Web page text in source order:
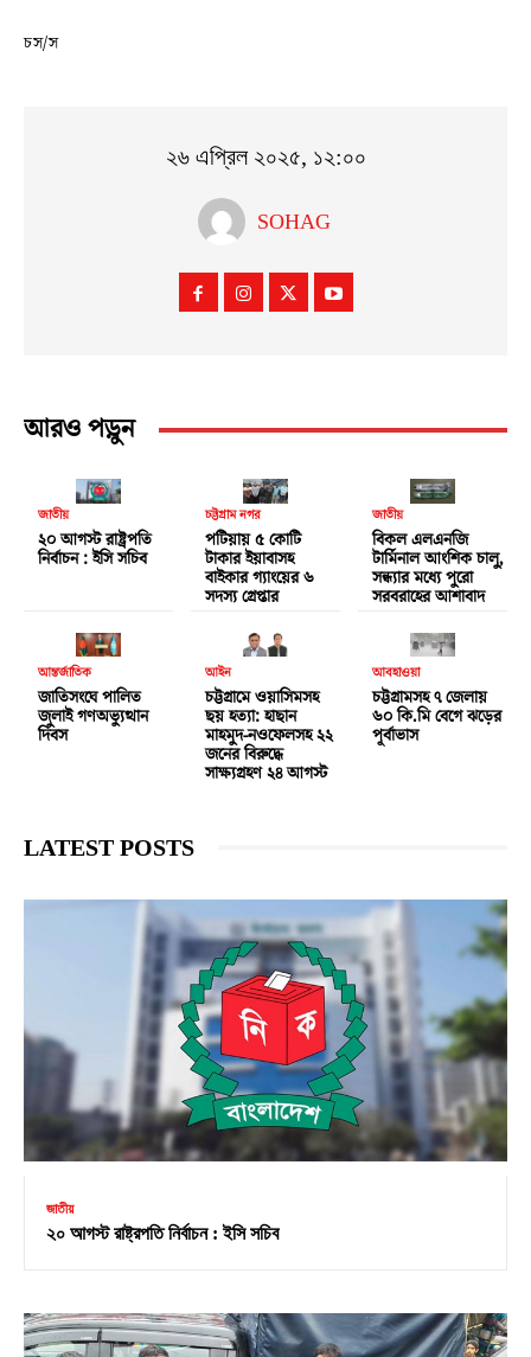
চস/স
২৬ এপ্রিল ২০২৫, ১২:০০
SOHAG
আরও পড়ুন
জাতীয়
২০ আগস্ট রাষ্ট্রপতি
নির্বাচন : ইসি সচিব
চট্টগ্রাম নগর
পটিয়ায় ৫ কোটি
টাকার ইয়াবাসহ
বাইকার গ্যাংয়ের ৬
সদস্য গ্রেপ্তার
জাতীয়
বিকল এলএনজি
টার্মিনাল আংশিক চালু,
সন্ধ্যার মধ্যে পুরো
সরবরাহের আশাবাদ
আন্তর্জাতিক
জাতিসংঘে পালিত
জুলাই গণঅভ্যুত্থান
দিবস
আইন
চট্টগ্রামে ওয়াসিমসহ
ছয় হত্যা: হাছান
মাহমুদ-নওফেলসহ ২২
জনের বিরুদ্ধে
সাক্ষ্যগ্রহণ ২৪ আগস্ট
আবহাওয়া
চট্টগ্রামসহ ৭ জেলায়
৬০ কি.মি বেগে ঝড়ের
পূর্বাভাস
LATEST POSTS
জাতীয়
২০ আগস্ট রাষ্ট্রপতি নির্বাচন : ইসি সচিব